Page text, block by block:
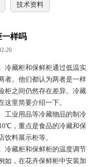
技术资料
样吗
20
冷藏柜和保鲜柜通过低温实
者。他们都认为两者是一样
柜之间仍然存在差异。冷藏
里简要介绍一下。
工业用品等冷藏物品的制冷
，重点是食品的冷藏和保
料展示柜等。
冷藏柜和保鲜柜的温度调节
如，在花卉保鲜柜中安装加